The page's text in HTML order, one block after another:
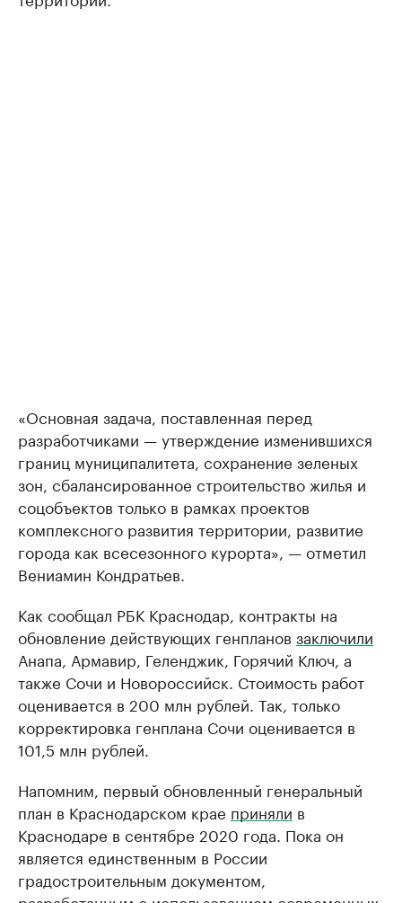
«Основная задача, поставленная перед
разработчиками — утверждение изменившихся
границ муниципалитета, сохранение зеленых
зон, сбалансированное строительство жилья и
соцобъектов только в рамках проектов
комплексного развития территории, развитие
города как всесезонного курорта», — отметил
Вениамин Кондратьев.
Как сообщал РБК Краснодар, контракты на
обновление действующих генпланов заключили
Анапа, Армавир, Геленджик, Горячий Ключ, а
также Сочи и Новороссийск. Стоимость работ
оценивается в 200 млн рублей. Так, только
корректировка генплана Сочи оценивается в
101,5 млн рублей.
Напомним, первый обновленный генеральный
план в Краснодарском крае приняли в
Краснодаре в сентябре 2020 года. Пока он
является единственным в России
градостроительным документом,